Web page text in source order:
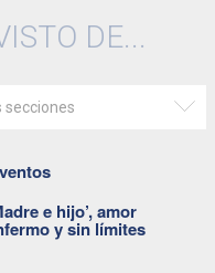
DE...
secciones
e hijo’, amor
y sin límites